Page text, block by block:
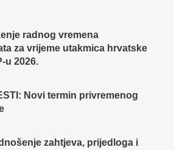
radnog vremena
za vrijeme utakmica hrvatske
u 2026.
Novi termin privremenog
zahtjeva, prijedloga i